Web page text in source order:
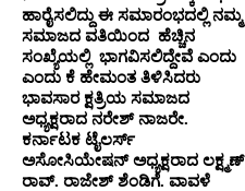
ಹಾರೈಸಲಿದ್ದು ಈ ಸಮಾರಂಭದಲ್ಲಿ ನಮ್ಮ
ಸಮಾಜದ ವತಿಯಿಂದ ಹೆಚ್ಚಿನ
ಸಂಖ್ಯೆಯಲ್ಲಿ ಭಾಗವಿಸಲಿದ್ದೇವೆ ಎಂದು
ಎಂದು ಕೆ ಹೇಮಂತ ತಿಳಿಸಿದರು
ಭಾವಸಾರ ಕ್ಷತ್ರಿಯ ಸಮಾಜದ
ಅಧ್ಯಕ್ಷರಾದ ನರೇಶ್ ನಾಜರೇ.
ಕರ್ನಾಟಕ ಟೈಲರ್ಸ್
ಅಸೋಸಿಯೇಷನ್ ಅಧ್ಯಕ್ಷರಾದ ಲಕ್ಷ್ಮಣ್
ರಾವ್. ರಾಜೇಶ್ ಶೆಂಡಿಗೆ. ವಾವಳೆ